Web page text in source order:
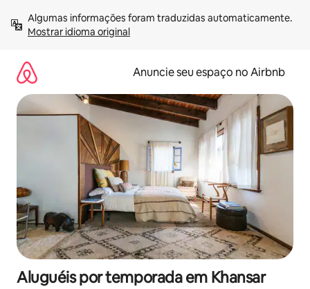
para
Mostrar idioma original
Anuncie seu espaço no Airbnb
Aluguéis por temporada em Khansar